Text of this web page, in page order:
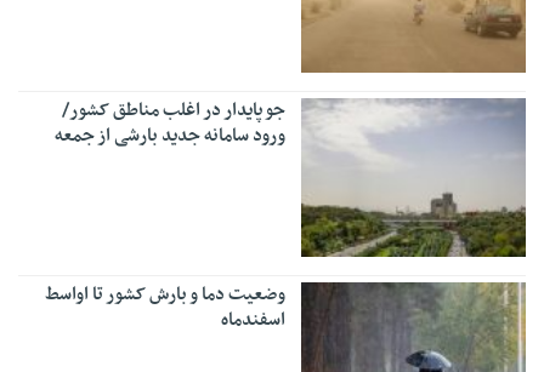
جو پایدار در اغلب مناطق کشور/
ورود سامانه جدید بارشی از جمعه
وضعیت دما و بارش کشور تا اواسط
اسفندماه